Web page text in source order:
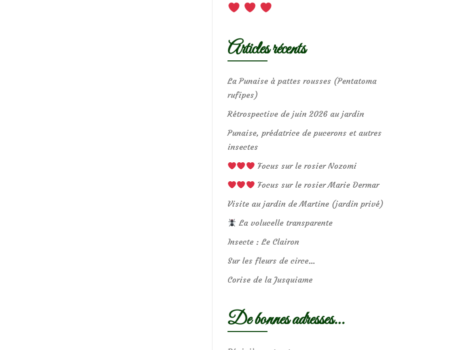
Articles récents
La Punaise à pattes rousses (Pentatoma
rufipes)
Rétrospective de juin 2026 au jardin
Punaise, prédatrice de pucerons et autres
insectes
Focus sur le rosier Nozomi
Focus sur le rosier Marie Dermar
Visite au jardin de Martine (jardin privé)
La volucelle transparente
Insecte : Le Clairon
Sur les fleurs de circe…
Corise de la Jusquiame
De bonnes adresses…